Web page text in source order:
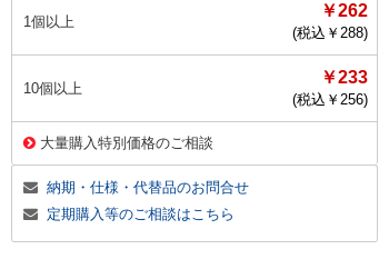
1個以上
￥262
(税込￥ 288)
10個以上
￥233
(税込￥ 256)
大量購入特別価格のご相談
納期・仕様・代替品のお問合せ
定期購入等のご相談はこちら